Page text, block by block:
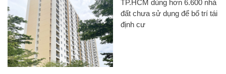
TP.HCM dùng hơn 6.600 nhà
đất chưa sử dụng để bố trí tái
định cư